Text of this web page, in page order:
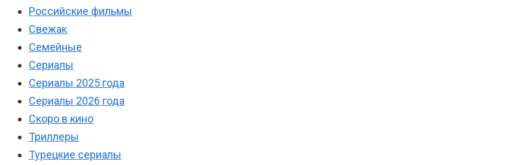
Российские фильмы
Свежак
Семейные
Сериалы
Сериалы 2025 года
Сериалы 2026 года
Скоро в кино
Триллеры
Турецкие сериалы